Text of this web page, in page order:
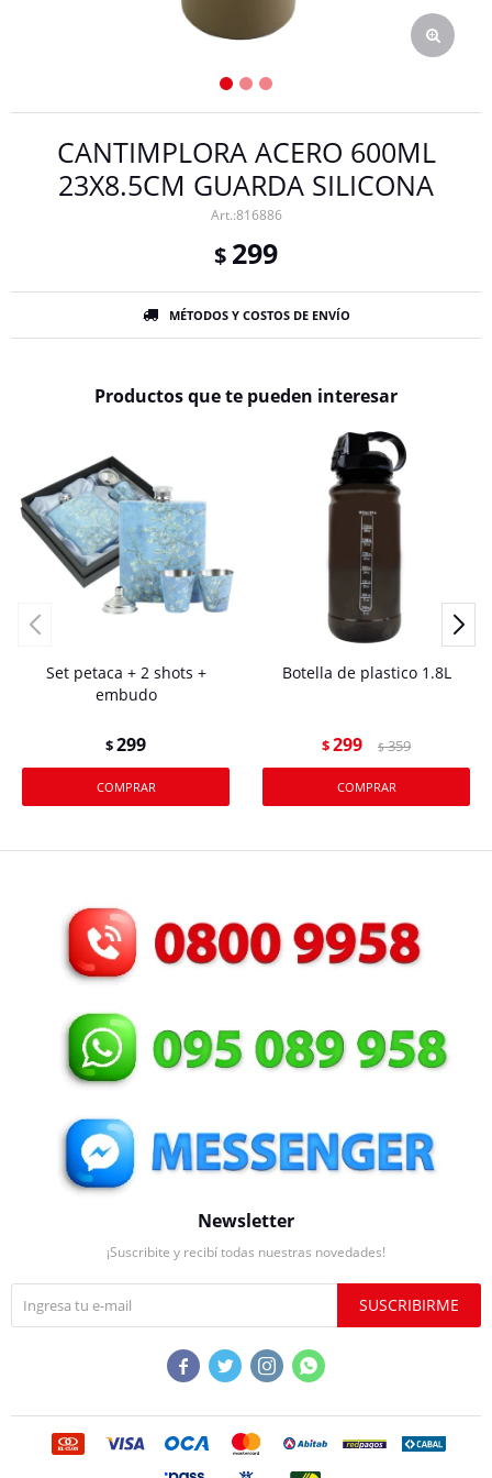
CANTIMPLORA ACERO 600ML
23X8.5CM GUARDA SILICONA
816886
$ 299
MÉTODOS Y COSTOS DE ENVÍO
Productos que te pueden interesar
Set petaca + 2 shots +
embudo
$299
Botella de plastico 1.8L
$299 $ 359
Newsletter
¡Suscribite y recibí todas nuestras novedades!
SUSCRIBIRME
   